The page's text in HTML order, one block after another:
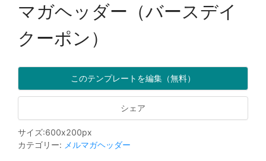
マガヘッダー（バースデイ
クーポン）
このテンプレートを編集（無料）
シェア
サイズ:600x200px
カテゴリー: メルマガヘッダー